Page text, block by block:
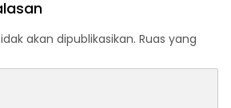
akan dipublikasikan. Ruas yang